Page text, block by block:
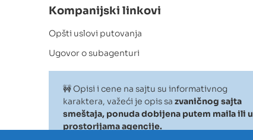
Kompanijski linkovi
Opšti uslovi putovanja
Ugovor o subagenturi
🚧 Opisi i cene na sajtu su informativnog
karaktera, važeći je opis sa zvaničnog sajta
smeštaja, ponuda dobijena putem maila ili u
prostorijama agencije.